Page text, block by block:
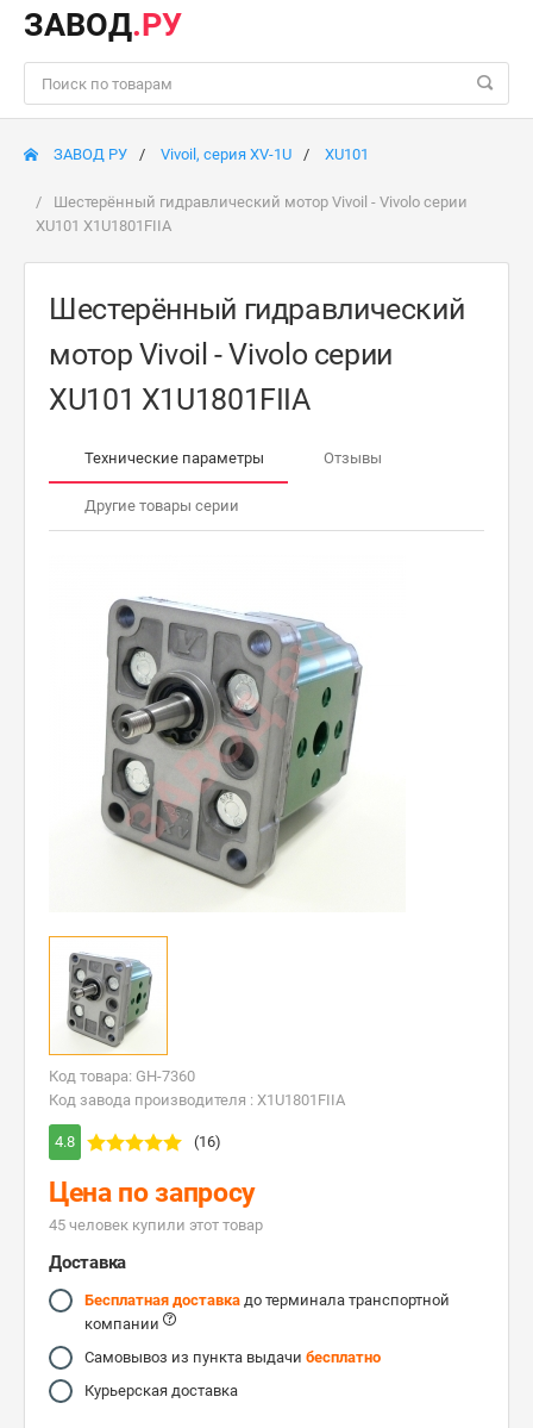
ЗАВОД.РУ
ЗАВОД РУ Vivoil, серия XV-1U XU101
Шестерённый гидравлический мотор Vivoil - Vivolo серии
XU101 X1U1801FIIA
Шестерённый гидравлический
мотор Vivoil - Vivolo серии
XU101 X1U1801FIIA
Технические параметры Отзывы
Другие товары серии
Код товара: GH-7360
Код завода производителя : X1U1801FIIA
4.8 (16)
Цена по запросу
45 человек купили этот товар
Доставка
Бесплатная доставка до терминала транспортной
компании
Самовывоз из пункта выдачи бесплатно
Курьерская доставка